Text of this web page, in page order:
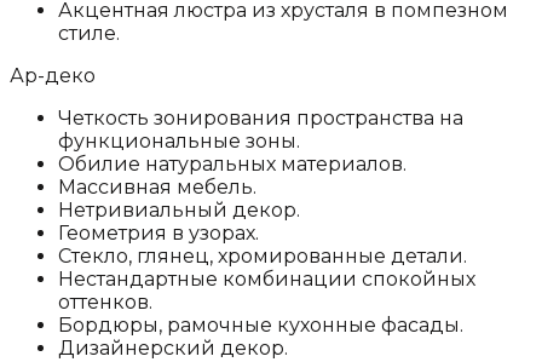
Акцентная люстра из хрусталя в помпезном
стиле.
Ар-деко
Четкость зонирования пространства на
функциональные зоны.
Обилие натуральных материалов.
Массивная мебель.
Нетривиальный декор.
Геометрия в узорах.
Стекло, глянец, хромированные детали.
Нестандартные комбинации спокойных
оттенков.
Бордюры, рамочные кухонные фасады.
Дизайнерский декор.